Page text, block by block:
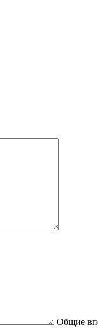
Общие